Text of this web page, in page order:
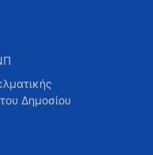
Δημοσίου